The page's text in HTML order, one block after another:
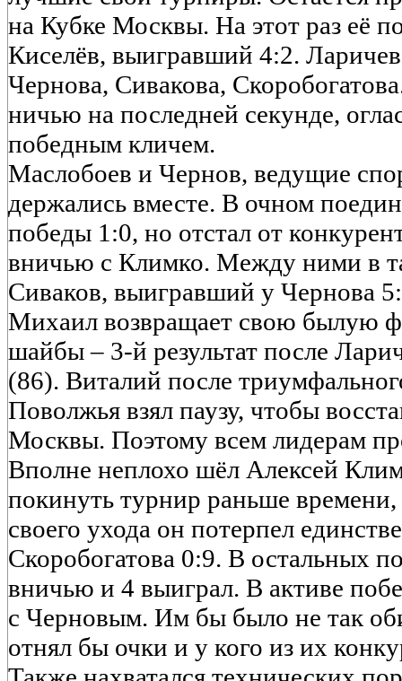
на Кубке Москвы. На этот раз её
Киселёв, выигравший 4:2.
Чернова, Сивакова,
ничью на последней секунде,
победным кличем.
Маслобоев и Чернов, ведущие
держались вместе. В очном
победы 1:0, но отстал от
вничью с Климко. Между ними в
Сиваков, выигравший у Чернова
Михаил возвращает свою былую
шайбы – 3-й результат после
(86). Виталий после
Поволжья взял паузу, чтобы
Москвы. Поэтому всем лидерам
Вполне неплохо шёл Алексей
покинуть турнир раньше
своего ухода он потерпел
Скоробогатова 0:9. В остальных
вничью и 4 выиграл. В активе
с Черновым. Им бы было не так
отнял бы очки и у кого из их